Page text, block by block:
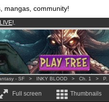
mangas, community!
!.
3.95 eurosper month !Get membership
1000 comics & mangas!.
- SF > INKY BLOOD > Ch. 1 > P.
Full screen Thumbnails